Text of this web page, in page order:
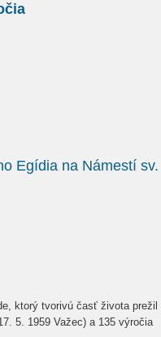
Egídia na Námestí sv.
ktorý tvorivú časť života prežil
5. 1959 Važec) a 135 výročia